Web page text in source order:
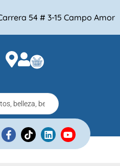
54 # 3-15 Campo Amor